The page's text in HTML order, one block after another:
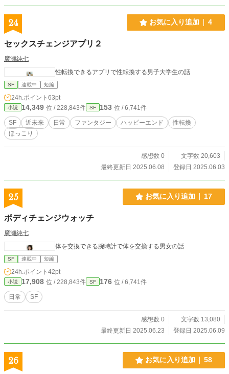
24 お気に入り追加 4
セックスチェンジアプリ２
廣瀬純七
性転換できるアプリで性転換する男子大学生の話
SF 連載中 短編
24h.ポイント 63pt
小説 14,349 位 / 228,843件 SF 153 位 / 6,741件
SF 近未来 日常 ファンタジー ハッピーエンド
性転換
ほっこり
感想数 0
文字数 20,603
最終更新日 2025.06.08
登録日 2025.06.03
25 お気に入り追加 17
ボディチェンジウォッチ
廣瀬純七
体を交換できる腕時計で体を交換する男女の話
SF 連載中 短編
24h.ポイント 42pt
小説 17,908 位 / 228,843件 SF 176 位 / 6,741件
日常 SF
感想数 0
文字数 13,080
最終更新日 2025.06.23
登録日 2025.06.09
26 お気に入り追加 58